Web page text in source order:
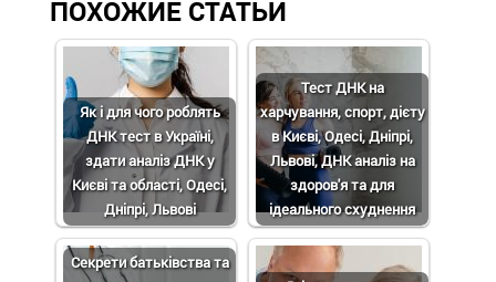
ПОХОЖИЕ СТАТЬИ
Як і для чого роблять
ДНК тест в Україні,
здати аналіз ДНК у
Києві та області, Одесі,
Дніпрі, Львові
Тест ДНК на
харчування, спорт, дієту
в Києві, Одесі, Дніпрі,
Львові, ДНК аналіз на
здоров'я та для
ідеального схуднення
Секрети батьківства та